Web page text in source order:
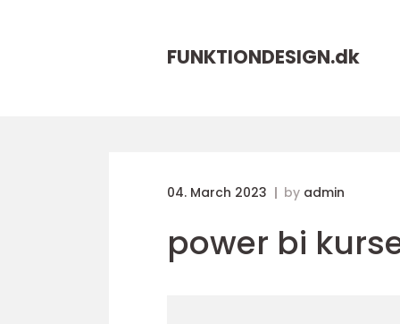
FUNKTIONDESIGN.dk
04. March 2023 by admin
power bi